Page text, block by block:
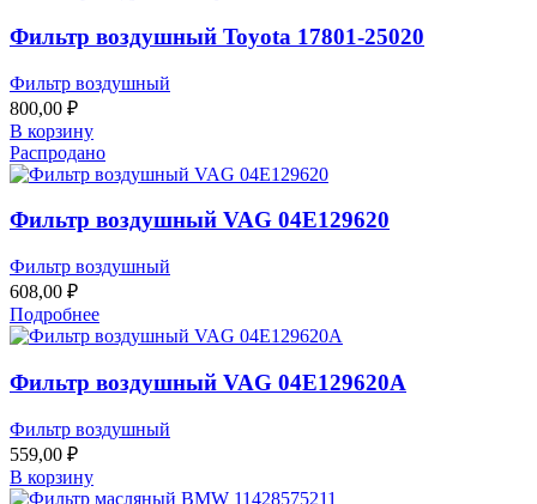
Фильтр воздушный Toyota 17801-25020
Фильтр воздушный
800,00 ₽
В корзину
Распродано
Фильтр воздушный VAG 04E129620
Фильтр воздушный
608,00 ₽
Подробнее
Фильтр воздушный VAG 04E129620A
Фильтр воздушный
559,00 ₽
В корзину